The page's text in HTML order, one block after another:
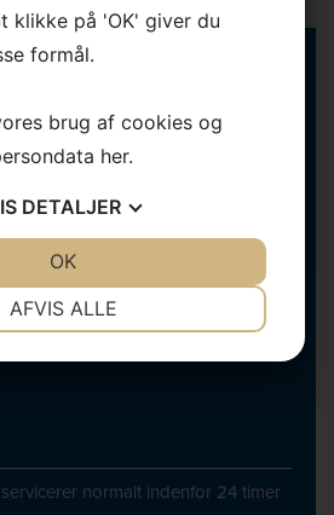
Gredal
normalt indenfor 24 timer
klikke på 'OK' giver du
formål.
brug af cookies og
her.
DETALJER
AFVIS ALLE
OK